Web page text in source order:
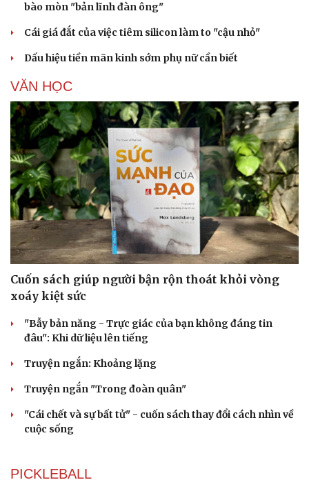
bào mòn "bản lĩnh đàn ông"
Cái giá đắt của việc tiêm silicon làm to "cậu nhỏ"
Dấu hiệu tiền mãn kinh sớm phụ nữ cần biết
VĂN HỌC
Cuốn sách giúp người bận rộn thoát khỏi vòng
xoáy kiệt sức
"Bẫy bản năng - Trực giác của bạn không đáng tin
đâu": Khi dữ liệu lên tiếng
Truyện ngắn: Khoảng lặng
Truyện ngắn "Trong đoàn quân"
"Cái chết và sự bất tử" - cuốn sách thay đổi cách nhìn về
cuộc sống
PICKLEBALL